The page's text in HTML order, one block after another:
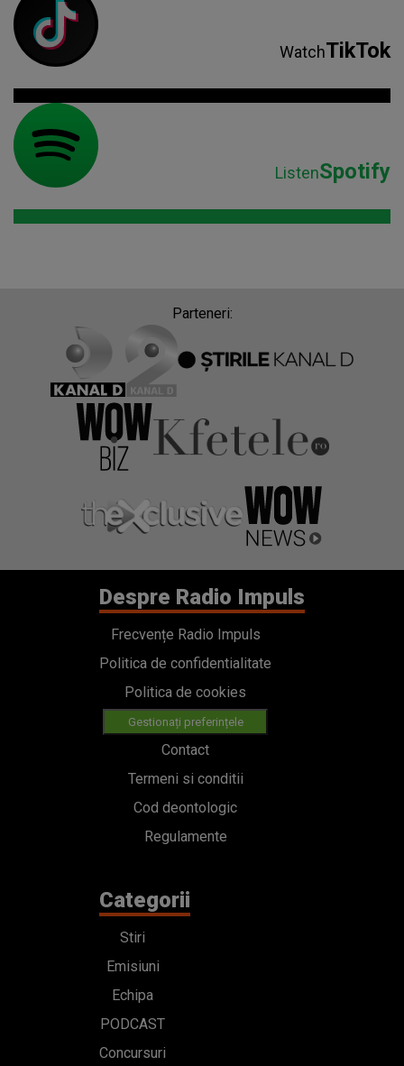
WatchTikTok
ListenSpotify
Parteneri:
Despre Radio Impuls
Frecvențe Radio Impuls
Politica de confidentialitate
Politica de cookies
Gestionați preferințele
Contact
Termeni si conditii
Cod deontologic
Regulamente
Categorii
Stiri
Emisiuni
Echipa
PODCAST
Concursuri